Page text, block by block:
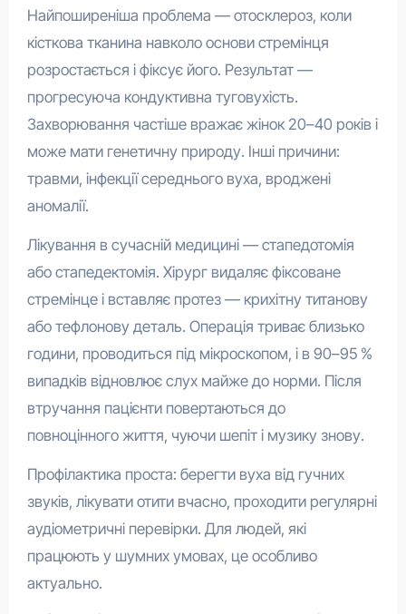
Найпоширеніша проблема — отосклероз, коли
кісткова тканина навколо основи стремінця
розростається і фіксує його. Результат —
прогресуюча кондуктивна туговухість.
Захворювання частіше вражає жінок 20–40 років і
може мати генетичну природу. Інші причини:
травми, інфекції середнього вуха, вроджені
аномалії.
Лікування в сучасній медицині — стапедотомія
або стапедектомія. Хірург видаляє фіксоване
стремінце і вставляє протез — крихітну титанову
або тефлонову деталь. Операція триває близько
години, проводиться під мікроскопом, і в 90–95 %
випадків відновлює слух майже до норми. Після
втручання пацієнти повертаються до
повноцінного життя, чуючи шепіт і музику знову.
Профілактика проста: берегти вуха від гучних
звуків, лікувати отити вчасно, проходити регулярні
аудіометричні перевірки. Для людей, які
працюють у шумних умовах, це особливо
актуально.